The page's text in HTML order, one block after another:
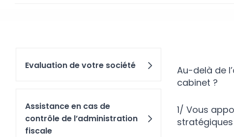
Evaluation de votre société
Assistance en cas de
contrôle de l’administration
fiscale
Au-delà de
cabinet ?
1/ Vous
stratégiques